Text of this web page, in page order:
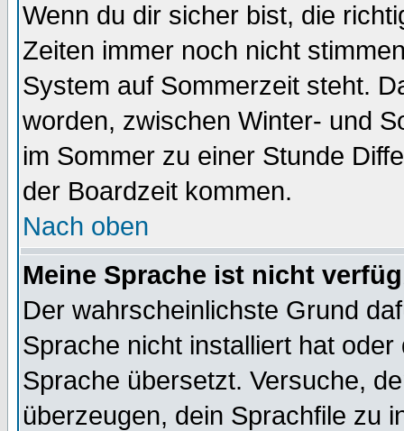
Wenn du dir sicher bist, die
Zeiten immer noch nicht
System auf Sommerzeit steht.
worden, zwischen Winter- und
im Sommer zu einer Stunde
der Boardzeit kommen.
Nach oben
Meine Sprache ist nicht
Der wahrscheinlichste Grund
Sprache nicht installiert hat
Sprache übersetzt. Versuche,
überzeugen, dein Sprachfile zu